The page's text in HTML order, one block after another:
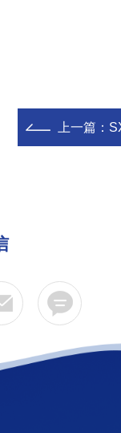
上一篇：